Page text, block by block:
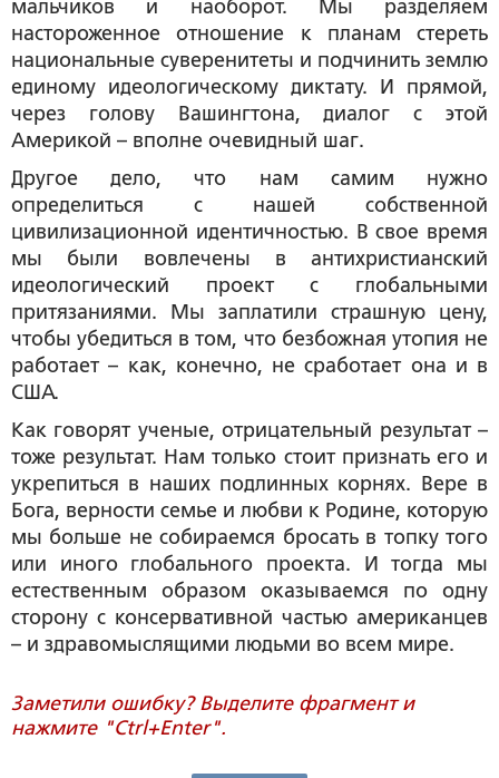
мальчиков и наоборот. Мы разделяем
настороженное отношение к планам стереть
национальные суверенитеты и подчинить землю
единому идеологическому диктату. И прямой,
через голову Вашингтона, диалог с этой
Америкой – вполне очевидный шаг.
Другое дело, что нам самим нужно
определиться с нашей собственной
цивилизационной идентичностью. В свое время
мы были вовлечены в антихристианский
идеологический проект с глобальными
притязаниями. Мы заплатили страшную цену,
чтобы убедиться в том, что безбожная утопия не
работает – как, конечно, не сработает она и в
США.
Как говорят ученые, отрицательный результат –
тоже результат. Нам только стоит признать его и
укрепиться в наших подлинных корнях. Вере в
Бога, верности семье и любви к Родине, которую
мы больше не собираемся бросать в топку того
или иного глобального проекта. И тогда мы
естественным образом оказываемся по одну
сторону с консервативной частью американцев
– и здравомыслящими людьми во всем мире.
Заметили ошибку? Выделите фрагмент и
нажмите "Ctrl+Enter".